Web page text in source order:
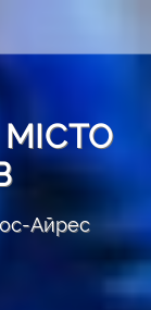
Айрес